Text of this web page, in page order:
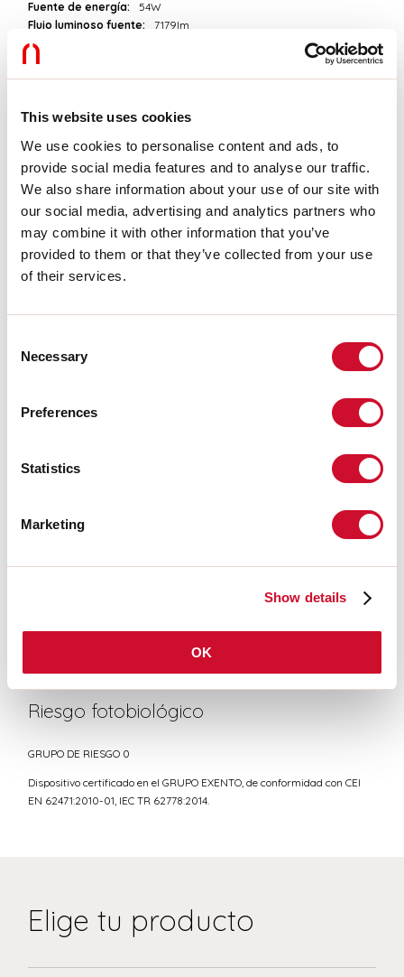
This website uses cookies
We use cookies to personalise content and ads, to
provide social media features and to analyse our traffic.
We also share information about your use of our site with
our social media, advertising and analytics partners who
may combine it with other information that you’ve
provided to them or that they’ve collected from your use
of their services.
Selection
Necessary
Preferences
Statistics
Marketing
Show details
OK
Fuente de energía:
54W
Flujo luminoso fuente:
7179lm
Temperatura de color:
Tolerancia del color:
3 Step MacAdam
Download
FOTOMETRÍAS
EXTRACTO DEL CATÁLOGO
CERTIFICACIONES CE
CEI EN 60598-1:2021 + A11:2023, CEI EN 60598-2-1:2022
Riesgo fotobiológico
GRUPO DE RIESGO 0
Dispositivo certificado en el GRUPO EXENTO, de conformidad con CEI
EN 62471:2010-01, IEC TR 62778:2014.
Elige tu producto